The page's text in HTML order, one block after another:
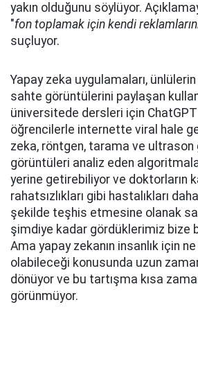
yakın olduğunu söylüyor.
"fon toplamak için kendi
suçluyor.
Yapay zeka uygulamaları,
sahte görüntülerini paylaşan
üniversitede dersleri için
öğrencilerle internette viral hale
zeka, röntgen, tarama ve ultrason
görüntüleri analiz eden
yerine getirebiliyor ve doktorların
rahatsızlıkları gibi hastalıkları
şekilde teşhis etmesine olanak
şimdiye kadar gördüklerimiz bize
Ama yapay zekanın insanlık için
olabileceği konusunda uzun
dönüyor ve bu tartışma kısa
görünmüyor.